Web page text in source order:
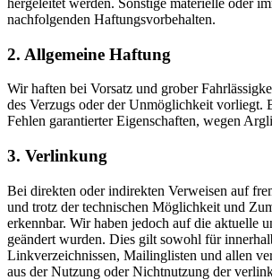
hergeleitet werden. Sonstige materielle oder
nachfolgenden Haftungsvorbehalten.
2. Allgemeine Haftung
Wir haften bei Vorsatz und grober
des Verzugs oder der Unmöglichkeit vorliegt.
Fehlen garantierter Eigenschaften, wegen
3. Verlinkung
Bei direkten oder indirekten Verweisen auf
und trotz der technischen Möglichkeit und
erkennbar. Wir haben jedoch auf die aktuelle
geändert wurden. Dies gilt sowohl für
Linkverzeichnissen, Mailinglisten und allen
aus der Nutzung oder Nichtnutzung der